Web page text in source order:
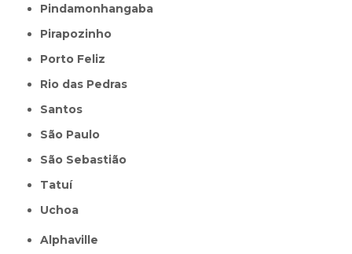
Pindamonhangaba
Pirapozinho
Porto Feliz
Rio das Pedras
Santos
São Paulo
São Sebastião
Tatuí
Uchoa
Alphaville